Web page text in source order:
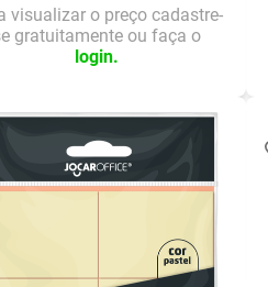
visualizar o preço cadastre-
gratuitamente ou faça o
login.